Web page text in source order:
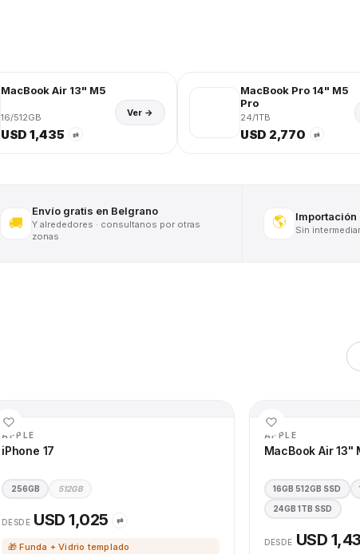
MacBook Air 13" M5
16/512GB
USD 1,435 ⇄
Ver →
MacBook Pro 14" M5
Pro
24/1TB
USD 2,770 ⇄
🚚
Envío gratis en Belgrano
Y alrededores · consultanos por otras
zonas
🌎 Importación
Sin
APPLE
iPhone 17
256GB 512GB
DESDE USD 1,025 ⇄
🎁 Funda + Vidrio templado
APPLE
MacBook Air 13"
16GB 512GB SSD
24GB 1TB SSD
DESDE USD